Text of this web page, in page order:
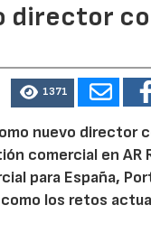
director
1371
nuevo director
comercial en AR
para España,
los retos